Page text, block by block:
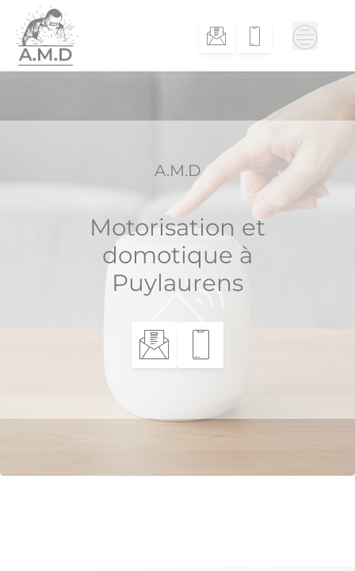
content
A.M.D
Motorisation et
domotique à
Puylaurens